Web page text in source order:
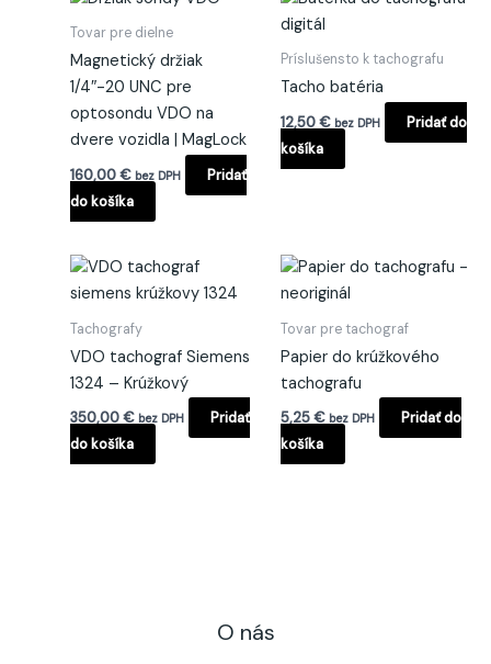
Tovar pre dielne
Magnetický držiak
1/4″-20 UNC pre
optosondu VDO na
dvere vozidla | MagLock
160,00€ bez DPH
Pridať
do košíka
Príslušensto k tachografu
Tacho batéria
12,50€ bez DPH
Pridať do
košíka
Tachografy
VDO tachograf Siemens
1324 – Krúžkový
350,00€ bez DPH
Pridať
do košíka
Tovar pre tachograf
Papier do krúžkového
tachografu
5,25€ bez DPH
Pridať do
košíka
O nás